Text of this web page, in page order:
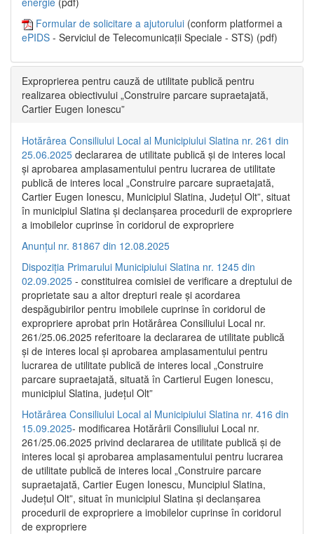
Formular de solicitare a ajutorului (conform platformei a
ePIDS - Serviciul de Telecomunicații Speciale - STS) (pdf)
Exproprierea pentru cauză de utilitate publică pentru
realizarea obiectivului „Construire parcare supraetajată,
Cartier Eugen Ionescu”
Hotărârea Consiliului Local al Municipiului Slatina nr. 261 din
25.06.2025 declararea de utilitate publică și de interes local
și aprobarea amplasamentului pentru lucrarea de utilitate
publică de interes local „Construire parcare supraetajată,
Cartier Eugen Ionescu, Municipiul Slatina, Județul Olt”, situat
în municipiul Slatina și declanșarea procedurii de expropriere
a imobilelor cuprinse în coridorul de expropriere
Anunțul nr. 81867 din 12.08.2025
Dispoziția Primarului Municipiului Slatina nr. 1245 din
02.09.2025 - constituirea comisiei de verificare a dreptului de
proprietate sau a altor drepturi reale și acordarea
despăgubirilor pentru imobilele cuprinse în coridorul de
expropriere aprobat prin Hotărârea Consiliului Local nr.
261/25.06.2025 referitoare la declararea de utilitate publică
și de interes local și aprobarea amplasamentului pentru
lucrarea de utilitate publică de interes local „Construire
parcare supraetajată, situată în Cartierul Eugen Ionescu,
municipiul Slatina, județul Olt”
Hotărârea Consiliului Local al Municipiului Slatina nr. 416 din
15.09.2025- modificarea Hotărârii Consiliului Local nr.
261/25.06.2025 privind declararea de utilitate publică și de
interes local și aprobarea amplasamentului pentru lucrarea
de utilitate publică de interes local „Construire parcare
supraetajată, Cartier Eugen Ionescu, Muncipiul Slatina,
Județul Olt”, situat în municipiul Slatina și declanșarea
procedurii de expropriere a imobilelor cuprinse în coridorul
de expropriere